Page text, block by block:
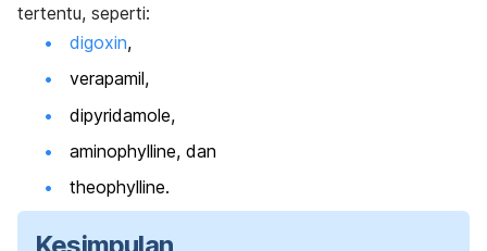
tertentu, seperti:
digoxin,
verapamil,
dipyridamole,
aminophylline, dan
theophylline.